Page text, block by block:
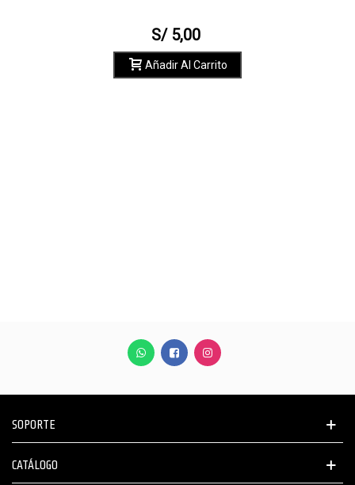
S/ 5,00
Añadir Al Carrito
SOPORTE
CATÁLOGO